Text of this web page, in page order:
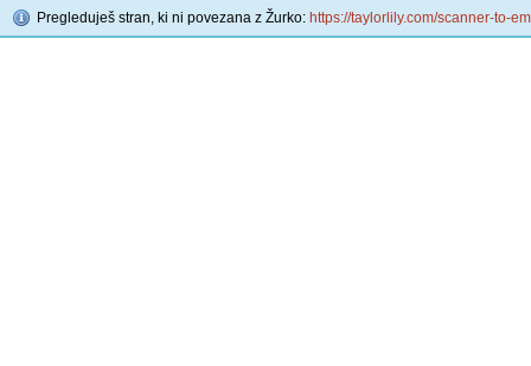
Pregleduješ stran, ki ni povezana z Žurko: https://taylorlily.com/scanner-to-